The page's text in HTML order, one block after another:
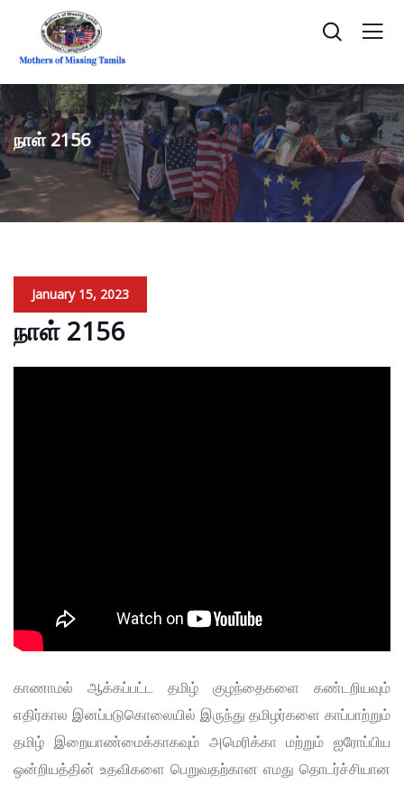
நாள் 2156
January 15, 2023
நாள் 2156
காணாமல் ஆக்கப்பட்ட தமிழ் குழந்தைகளை கண்டறியவும்
எதிர்கால இனப்படுகொலையில் இருந்து தமிழர்களை காப்பாற்றும்
தமிழ் இறையாண்மைக்காகவும் அமெரிக்கா மற்றும் ஐரோப்பிய
ஒன்றியத்தின் உதவிகளை பெறுவதற்கான எமது தொடர்ச்சியான